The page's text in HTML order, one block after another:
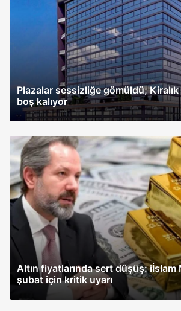
Plazalar sessizliğe gömüldü;
boş kalıyor
Altın fiyatlarında sert düşüş: iİslam
şubat için kritik uyarı